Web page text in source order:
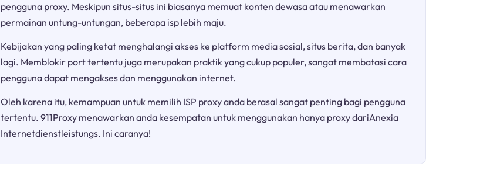
pengguna proxy. Meskipun situs-situs ini biasanya memuat konten dewasa atau menawarkan
permainan untung-untungan, beberapa isp lebih maju.
Kebijakan yang paling ketat menghalangi akses ke platform media sosial, situs berita, dan banyak
lagi. Memblokir port tertentu juga merupakan praktik yang cukup populer, sangat membatasi cara
pengguna dapat mengakses dan menggunakan internet.
Oleh karena itu, kemampuan untuk memilih ISP proxy anda berasal sangat penting bagi pengguna
tertentu. 911Proxy menawarkan anda kesempatan untuk menggunakan hanya proxy dariAnexia
Internetdienstleistungs. Ini caranya!